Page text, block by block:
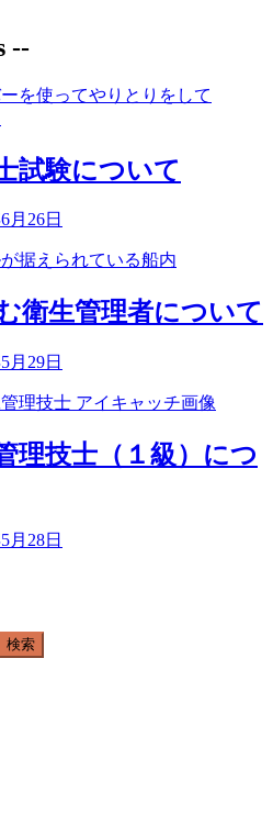
--
試験について
月26日
衛生管理者について
月29日
理技士（１級）につ
月28日